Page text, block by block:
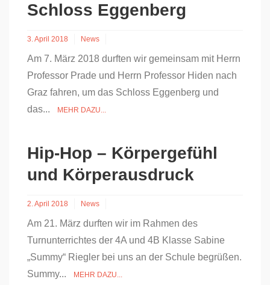
Schloss Eggenberg
3. April 2018 News
Am 7. März 2018 durften wir gemeinsam mit Herrn
Professor Prade und Herrn Professor Hiden nach
Graz fahren, um das Schloss Eggenberg und
das...
MEHR DAZU...
Hip-Hop – Körpergefühl
und Körperausdruck
2. April 2018 News
Am 21. März durften wir im Rahmen des
Turnunterrichtes der 4A und 4B Klasse Sabine
„Summy“ Riegler bei uns an der Schule begrüßen.
Summy...
MEHR DAZU...